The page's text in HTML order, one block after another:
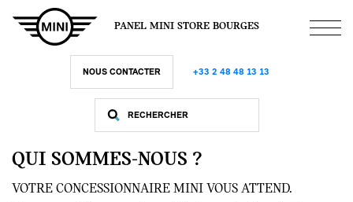
contenu
PANEL MINI STORE BOURGES
NOUS CONTACTER +33 2 48 48 13 13
QUI SOMMES-NOUS ?
VOTRE CONCESSIONNAIRE MINI VOUS ATTEND.